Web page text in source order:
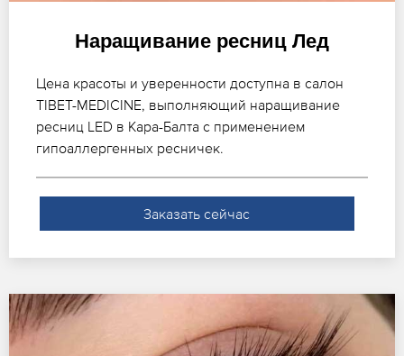
Наращивание ресниц Лед
Цена красоты и уверенности доступна в салон
TIBET-MEDICINE, выполняющий наращивание
ресниц LED в Кара-Балта с применением
гипоаллергенных ресничек.
Заказать сейчас